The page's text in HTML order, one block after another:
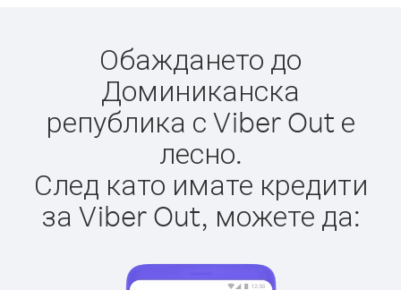
Обаждането до
Доминиканска
република с Viber Out е
лесно.
След като имате кредити
за Viber Out, можете да: